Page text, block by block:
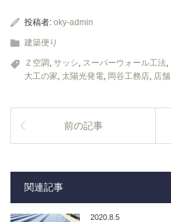
投稿者: oky-admin
建築便り
Ｚ空調 サッシ スーパーウォール工法
大工の家 太陽光発電 岡谷工務店 店舗
前の記事
関連記事
2020.8.5